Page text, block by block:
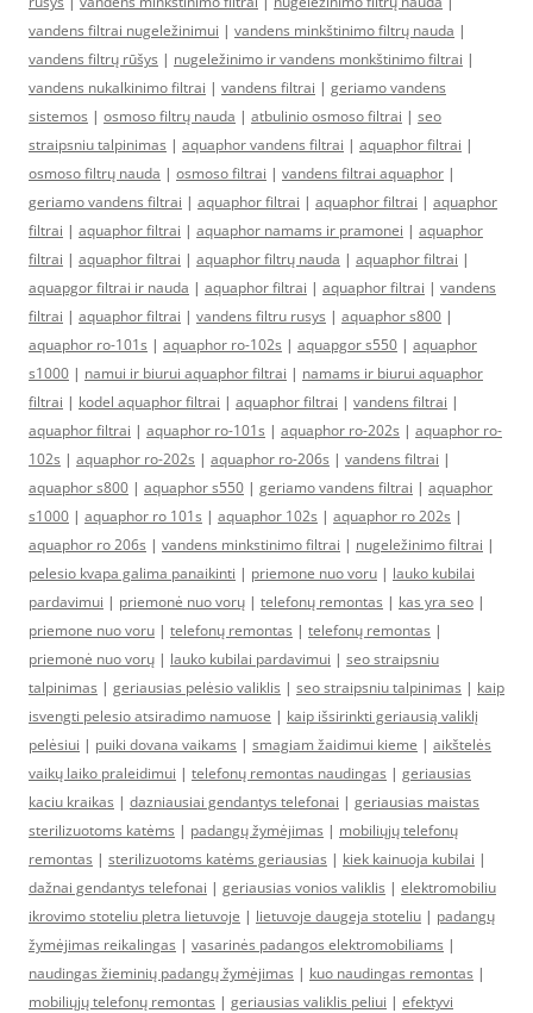
vandens filtrai nugeležinimui | vandens minkštinimo filtrų nauda |
vandens filtrų rūšys | nugeležinimo ir vandens monkštinimo filtrai |
vandens nukalkinimo filtrai | vandens filtrai | geriamo vandens
sistemos | osmoso filtrų nauda | atbulinio osmoso filtrai | seo
straipsniu talpinimas | aquaphor vandens filtrai | aquaphor filtrai |
osmoso filtrų nauda | osmoso filtrai | vandens filtrai aquaphor |
geriamo vandens filtrai | aquaphor filtrai | aquaphor filtrai | aquaphor
filtrai | aquaphor filtrai | aquaphor namams ir pramonei | aquaphor
filtrai | aquaphor filtrai | aquaphor filtrų nauda | aquaphor filtrai |
aquapgor filtrai ir nauda | aquaphor filtrai | aquaphor filtrai | vandens
filtrai | aquaphor filtrai | vandens filtru rusys | aquaphor s800 |
aquaphor ro-101s | aquaphor ro-102s | aquapgor s550 | aquaphor
s1000 | namui ir biurui aquaphor filtrai | namams ir biurui aquaphor
filtrai | kodel aquaphor filtrai | aquaphor filtrai | vandens filtrai |
aquaphor filtrai | aquaphor ro-101s | aquaphor ro-202s | aquaphor ro-
102s | aquaphor ro-202s | aquaphor ro-206s | vandens filtrai |
aquaphor s800 | aquaphor s550 | geriamo vandens filtrai | aquaphor
s1000 | aquaphor ro 101s | aquaphor 102s | aquaphor ro 202s |
aquaphor ro 206s | vandens minkstinimo filtrai | nugeležinimo filtrai |
pelesio kvapa galima panaikinti | priemone nuo voru | lauko kubilai
pardavimui | priemonė nuo vorų | telefonų remontas | kas yra seo |
priemone nuo voru | telefonų remontas | telefonų remontas |
priemonė nuo vorų | lauko kubilai pardavimui | seo straipsniu
talpinimas | geriausias pelėsio valiklis | seo straipsniu talpinimas | kaip
isvengti pelesio atsiradimo namuose | kaip išsirinkti geriausią valiklį
pelėsiui | puiki dovana vaikams | smagiam žaidimui kieme | aikštelės
vaikų laiko praleidimui | telefonų remontas naudingas | geriausias
kaciu kraikas | dazniausiai gendantys telefonai | geriausias maistas
sterilizuotoms katėms | padangų žymėjimas | mobiliųjų telefonų
remontas | sterilizuotoms katėms geriausias | kiek kainuoja kubilai |
dažnai gendantys telefonai | geriausias vonios valiklis | elektromobiliu
ikrovimo stoteliu pletra lietuvoje | lietuvoje daugeja stoteliu | padangų
žymėjimas reikalingas | vasarinės padangos elektromobiliams |
naudingas žieminių padangų žymėjimas | kuo naudingas remontas |
mobiliųjų telefonų remontas | geriausias valiklis peliui | efektyvi